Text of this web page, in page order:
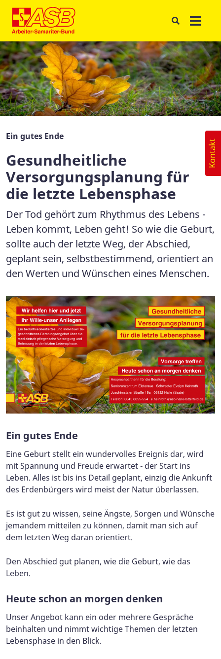
Ein gutes Ende
Gesundheitliche
Versorgungsplanung für
die letzte Lebensphase
Der Tod gehört zum Rhythmus des Lebens -
Leben kommt, Leben geht! So wie die Geburt,
sollte auch der letzte Weg, der Abschied,
geplant sein, selbstbestimmend, orientiert an
den Werten und Wünschen eines Menschen.
Ein gutes Ende
Eine Geburt stellt ein wundervolles Ereignis dar, wird
mit Spannung und Freude erwartet - der Start ins
Leben. Alles ist bis ins Detail geplant, einzig die Ankunft
des Erdenbürgers wird meist der Natur überlassen.
Es ist gut zu wissen, seine Ängste, Sorgen und Wünsche
jemandem mitteilen zu können, damit man sich auf
dem letzten Weg daran orientiert.
Den Abschied gut planen, wie die Geburt, wie das
Leben.
Heute schon an morgen denken
Unser Angebot kann ein oder mehrere Gespräche
beinhalten und nimmt wichtige Themen der letzten
Lebensphase in den Blick.
Kontakt